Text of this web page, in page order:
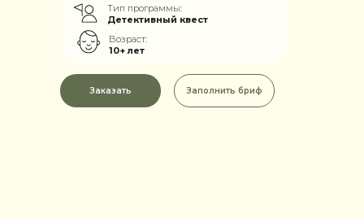
Возраст:
10+ лет
Тип программы:
Детективный квест
Заказать Заполнить бриф